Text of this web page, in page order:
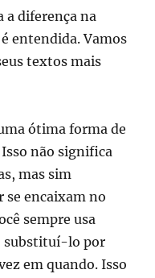
a diferença na
entendida. Vamos
textos mais
ótima forma de
não significa
mas sim
se encaixam no
sempre usa
substituí-lo por
em quando. Isso